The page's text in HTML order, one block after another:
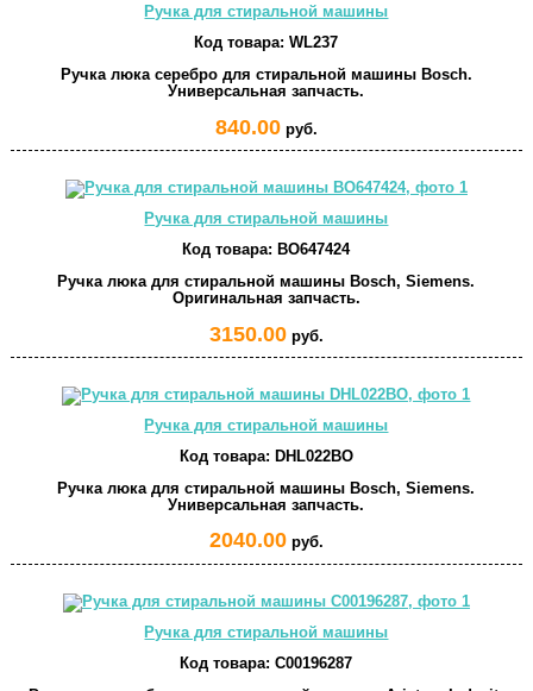
Ручка для стиральной машины
Код товара: WL237
Ручка люка серебро для стиральной машины Bosch.
Универсальная запчасть.
840.00руб.
Ручка для стиральной машины
Код товара: BO647424
Ручка люка для стиральной машины Bosch, Siemens.
Оригинальная запчасть.
3150.00руб.
Ручка для стиральной машины
Код товара: DHL022BO
Ручка люка для стиральной машины Bosch, Siemens.
Универсальная запчасть.
2040.00руб.
Ручка для стиральной машины
Код товара: C00196287